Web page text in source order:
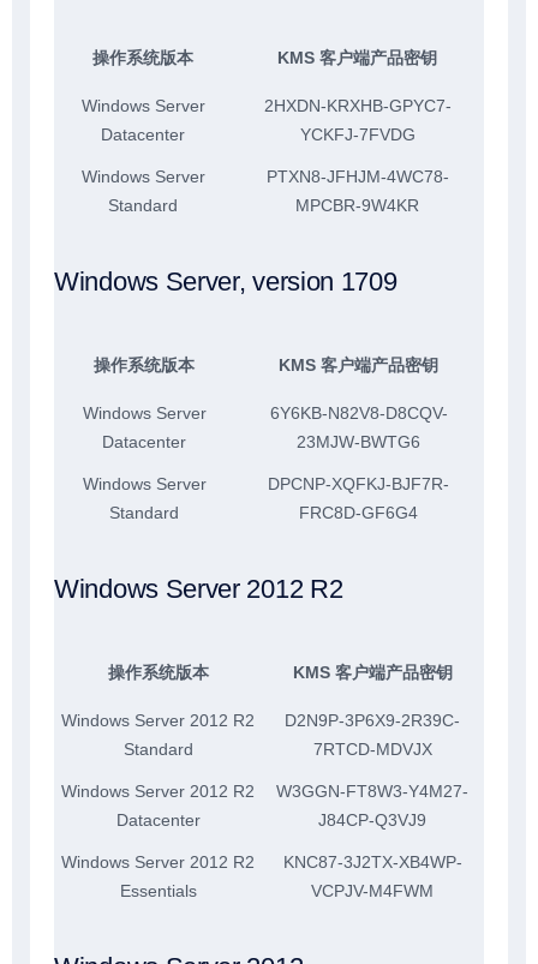
操作系统版本 KMS 客户端产品密钥
Windows Server
Datacenter
2HXDN-KRXHB-GPYC7-
YCKFJ-7FVDG
Windows Server
Standard
PTXN8-JFHJM-4WC78-
MPCBR-9W4KR
Windows Server, version 1709
操作系统版本 KMS 客户端产品密钥
Windows Server
Datacenter
6Y6KB-N82V8-D8CQV-
23MJW-BWTG6
Windows Server
Standard
DPCNP-XQFKJ-BJF7R-
FRC8D-GF6G4
Windows Server 2012 R2
操作系统版本 KMS 客户端产品密钥
Windows Server 2012 R2
Standard
D2N9P-3P6X9-2R39C-
7RTCD-MDVJX
Windows Server 2012 R2
Datacenter
W3GGN-FT8W3-Y4M27-
J84CP-Q3VJ9
Windows Server 2012 R2
Essentials
KNC87-3J2TX-XB4WP-
VCPJV-M4FWM